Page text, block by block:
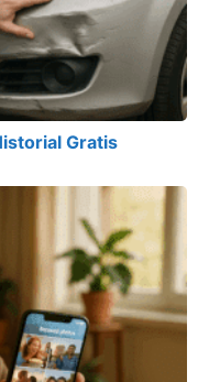
Gratis